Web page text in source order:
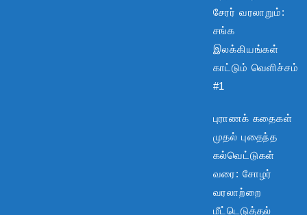
சேரர் வரலாறும்:
சங்க
இலக்கியங்கள்
காட்டும் வெளிச்சம்
#1
புராணக் கதைகள்
முதல் புதைந்த
கல்வெட்டுகள்
வரை: சோழர்
வரலாற்றை
மீட்டெடுத்தல்